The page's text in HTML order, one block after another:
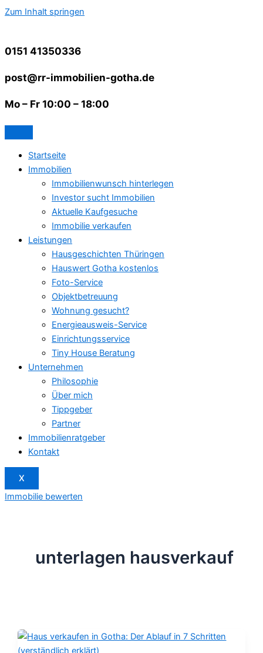
Zum Inhalt springen
0151 41350336
post@rr-immobilien-gotha.de
Mo – Fr 10:00 – 18:00
Startseite
Immobilien
Immobilienwunsch hinterlegen
Investor sucht Immobilien
Aktuelle Kaufgesuche
Immobilie verkaufen
Leistungen
Hausgeschichten Thüringen
Hauswert Gotha kostenlos
Foto-Service
Objektbetreuung
Wohnung gesucht?
Energieausweis-Service
Einrichtungsservice
Tiny House Beratung
Unternehmen
Philosophie
Über mich
Tippgeber
Partner
Immobilienratgeber
Kontakt
X
Immobilie bewerten
unterlagen hausverkauf